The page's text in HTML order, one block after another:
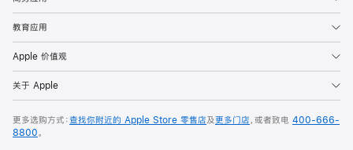
教育应用
Apple 价值观
关于 Apple
更多选购方式：查找你附近的 Apple Store 零售店及更多门店，或者致电 400-666-
8800。